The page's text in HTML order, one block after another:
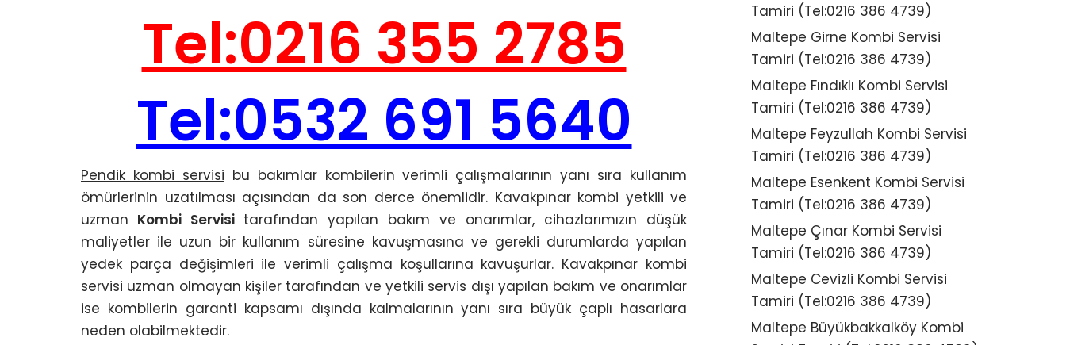
Tel:0216 355 2785
Tel:0532 691 5640
Pendik kombi servisi bu bakımlar kombilerin verimli çalışmalarının yanı sıra kullanım
ömürlerinin uzatılması açısından da son derce önemlidir. Kavakpınar kombi yetkili ve
uzman Kombi Servisi tarafından yapılan bakım ve onarımlar, cihazlarımızın düşük
maliyetler ile uzun bir kullanım süresine kavuşmasına ve gerekli durumlarda yapılan
yedek parça değişimleri ile verimli çalışma koşullarına kavuşurlar. Kavakpınar kombi
servisi uzman olmayan kişiler tarafından ve yetkili servis dışı yapılan bakım ve onarımlar
ise kombilerin garanti kapsamı dışında kalmalarının yanı sıra büyük çaplı hasarlara
neden olabilmektedir.
Tamiri (Tel:0216 386 4739)
Maltepe Girne Kombi Servisi
Tamiri (Tel:0216 386 4739)
Maltepe Fındıklı Kombi Servisi
Tamiri (Tel:0216 386 4739)
Maltepe Feyzullah Kombi Servisi
Tamiri (Tel:0216 386 4739)
Maltepe Esenkent Kombi Servisi
Tamiri (Tel:0216 386 4739)
Maltepe Çınar Kombi Servisi
Tamiri (Tel:0216 386 4739)
Maltepe Cevizli Kombi Servisi
Tamiri (Tel:0216 386 4739)
Maltepe Büyükbakkalköy Kombi